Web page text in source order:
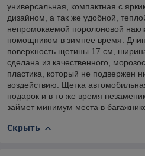
универсальная, компактная с
дизайном, а так же удобной,
непромокаемой поролоновой
помощником в зимнее время.
поверхность щетины 17 см,
сделана из качественного,
пластика, который не подвержен
воздействию. Щетка
подарок и в то же время
займет минимум места в
Скрыть